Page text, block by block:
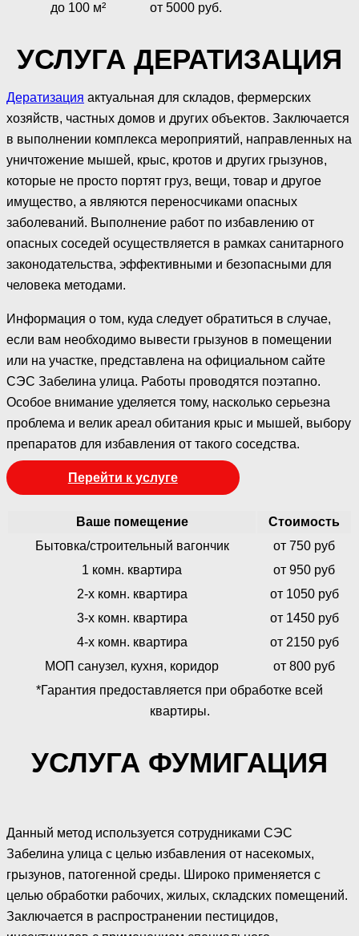
до 100 м² от 5000 руб.
УСЛУГА ДЕРАТИЗАЦИЯ
Дератизация актуальная для складов, фермерских
хозяйств, частных домов и других объектов. Заключается
в выполнении комплекса мероприятий, направленных на
уничтожение мышей, крыс, кротов и других грызунов,
которые не просто портят груз, вещи, товар и другое
имущество, а являются переносчиками опасных
заболеваний. Выполнение работ по избавлению от
опасных соседей осуществляется в рамках санитарного
законодательства, эффективными и безопасными для
человека методами.
Информация о том, куда следует обратиться в случае,
если вам необходимо вывести грызунов в помещении
или на участке, представлена на официальном сайте
СЭС Забелина улица. Работы проводятся поэтапно.
Особое внимание уделяется тому, насколько серьезна
проблема и велик ареал обитания крыс и мышей, выбору
препаратов для избавления от такого соседства.
Перейти к услуге
Ваше помещение
Стоимость
Бытовка/строительный вагончик
от 750 руб
1 комн. квартира
от 950 руб
2-х комн. квартира
от 1050 руб
3-х комн. квартира
от 1450 руб
4-х комн. квартира
от 2150 руб
МОП санузел, кухня, коридор
от 800 руб
*Гарантия предоставляется при обработке всей
квартиры.
УСЛУГА ФУМИГАЦИЯ
Данный метод используется сотрудниками СЭС
Забелина улица с целью избавления от насекомых,
грызунов, патогенной среды. Широко применяется с
целью обработки рабочих, жилых, складских помещений.
Заключается в распространении пестицидов,